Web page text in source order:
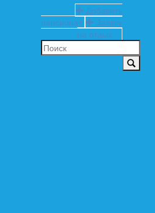
Добавить
пансионат
Заявку
на отдых